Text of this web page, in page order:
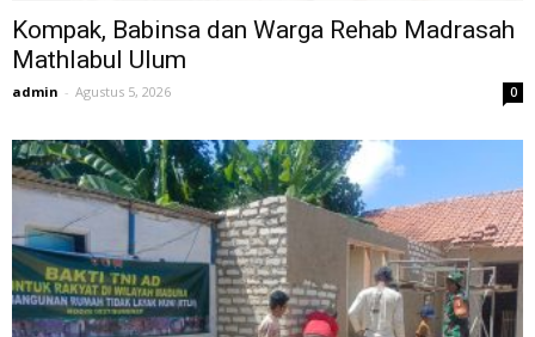
Kompak, Babinsa dan Warga Rehab Madrasah
Mathlabul Ulum
admin - Agustus 5, 2026 0